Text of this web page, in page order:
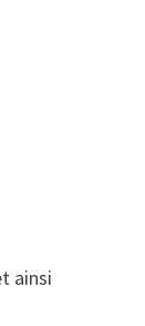
ainsi